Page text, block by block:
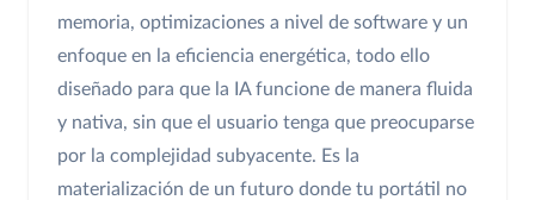
memoria, optimizaciones a nivel de software y un
enfoque en la eficiencia energética, todo ello
diseñado para que la IA funcione de manera fluida
y nativa, sin que el usuario tenga que preocuparse
por la complejidad subyacente. Es la
materialización de un futuro donde tu portátil no